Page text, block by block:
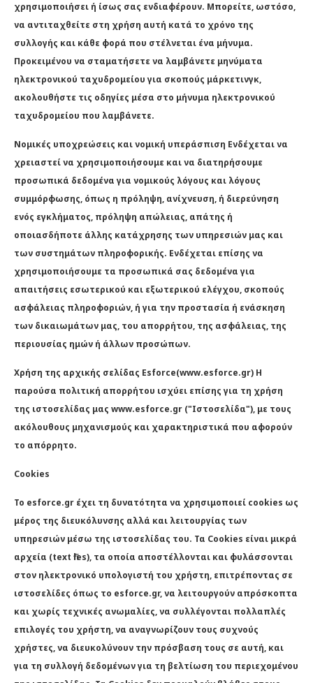
χρησιμοποιήσει ή ίσως σας ενδιαφέρουν. Μπορείτε, ωστόσο,
να αντιταχθείτε στη χρήση αυτή κατά το χρόνο της
συλλογής και κάθε φορά που στέλνεται ένα μήνυμα.
Προκειμένου να σταματήσετε να λαμβάνετε μηνύματα
ηλεκτρονικού ταχυδρομείου για σκοπούς μάρκετινγκ,
ακολουθήστε τις οδηγίες μέσα στο μήνυμα ηλεκτρονικού
ταχυδρομείου που λαμβάνετε.
Νομικές υποχρεώσεις και νομική υπεράσπιση Ενδέχεται να
χρειαστεί να χρησιμοποιήσουμε και να διατηρήσουμε
προσωπικά δεδομένα για νομικούς λόγους και λόγους
συμμόρφωσης, όπως η πρόληψη, ανίχνευση, ή διερεύνηση
ενός εγκλήματος, πρόληψη απώλειας, απάτης ή
οποιασδήποτε άλλης κατάχρησης των υπηρεσιών μας και
των συστημάτων πληροφορικής. Ενδέχεται επίσης να
χρησιμοποιήσουμε τα προσωπικά σας δεδομένα για
απαιτήσεις εσωτερικού και εξωτερικού ελέγχου, σκοπούς
ασφάλειας πληροφοριών, ή για την προστασία ή ενάσκηση
των δικαιωμάτων μας, του απορρήτου, της ασφάλειας, της
περιουσίας ημών ή άλλων προσώπων.
Χρήση της αρχικής σελίδας Esforce(www.esforce.gr) Η
παρούσα πολιτική απορρήτου ισχύει επίσης για τη χρήση
της ιστοσελίδας μας www.esforce.gr ("Ιστοσελίδα"), με τους
ακόλουθους μηχανισμούς και χαρακτηριστικά που αφορούν
το απόρρητο.
Cookies
Το esforce.gr έχει τη δυνατότητα να χρησιμοποιεί cookies ως
μέρος της διευκόλυνσης αλλά και λειτουργίας των
υπηρεσιών μέσω της ιστοσελίδας του. Τα Cookies είναι μικρά
αρχεία (text files), τα οποία αποστέλλονται και φυλάσσονται
στον ηλεκτρονικό υπολογιστή του χρήστη, επιτρέποντας σε
ιστοσελίδες όπως το esforce.gr, να λειτουργούν απρόσκοπτα
και χωρίς τεχνικές ανωμαλίες, να συλλέγονται πολλαπλές
επιλογές του χρήστη, να αναγνωρίζουν τους συχνούς
χρήστες, να διευκολύνουν την πρόσβαση τους σε αυτή, και
για τη συλλογή δεδομένων για τη βελτίωση του περιεχομένου